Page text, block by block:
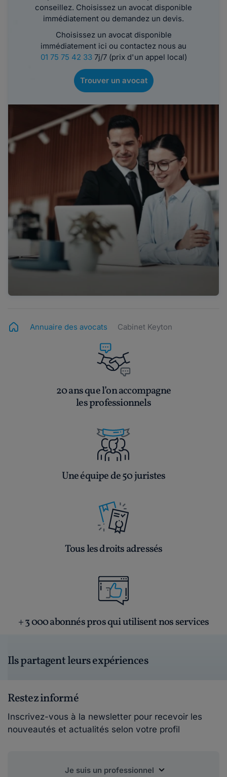
conseillez. Choisissez un avocat disponible
immédiatement ou demandez un devis.
Choisissez un avocat disponible
immédiatement ici ou contactez nous au
01 75 75 42 337j/7 (prix d'un appel local)
Trouver un avocat
Annuaire des avocats Cabinet Keyton
20 ans que l’on accompagne
les professionnels
Une équipe de 50 juristes
Tous les droits adressés
+ 3 000 abonnés pros qui utilisent nos services
Ils partagent leurs expériences
Restez informé
Inscrivez-vous à la newsletter pour recevoir les
nouveautés et actualités selon votre profil